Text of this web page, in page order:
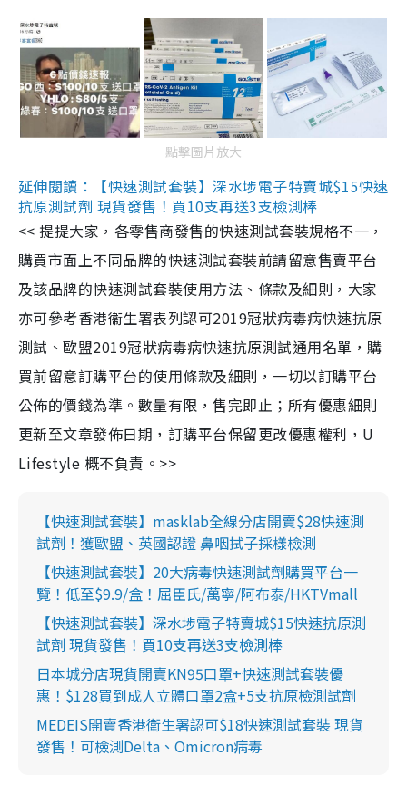
點擊圖片放大
延伸閱讀：【快速測試套裝】深水埗電子特賣城$15快速
抗原測試劑 現貨發售！買10支再送3支檢測棒
<< 提提大家，各零售商發售的快速測試套裝規格不一，
購買市面上不同品牌的快速測試套裝前請留意售賣平台
及該品牌的快速測試套裝使用方法、條款及細則，大家
亦可參考香港衞生署表列認可2019冠狀病毒病快速抗原
測試、歐盟2019冠狀病毒病快速抗原測試通用名單，購
買前留意訂購平台的使用條款及細則，一切以訂購平台
公佈的價錢為準。數量有限，售完即止；所有優惠細則
更新至文章發佈日期，訂購平台保留更改優惠權利，U
Lifestyle 概不負責。>>
【快速測試套裝】masklab全線分店開賣$28快速測
試劑！獲歐盟、英國認證 鼻咽拭子採樣檢測
【快速測試套裝】20大病毒快速測試劑購買平台一
覽！低至$9.9/盒！屈臣氏/萬寧/阿布泰/HKTVmall
【快速測試套裝】深水埗電子特賣城$15快速抗原測
試劑 現貨發售！買10支再送3支檢測棒
日本城分店現貨開賣KN95口罩+快速測試套裝優
惠！$128買到成人立體口罩2盒+5支抗原檢測試劑
MEDEIS開賣香港衛生署認可$18快速測試套裝 現貨
發售！可檢測Delta、Omicron病毒